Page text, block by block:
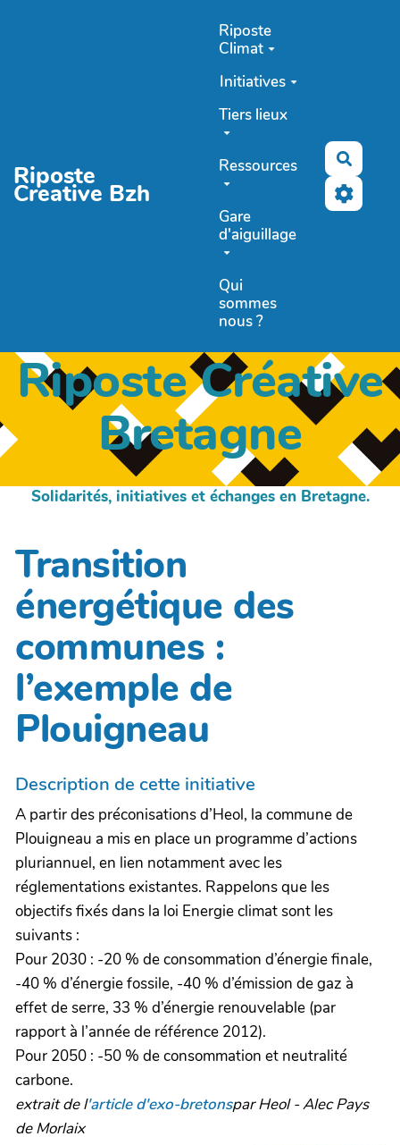
Riposte
Creative Bzh
Riposte
Climat
Initiatives
Tiers lieux
Ressources
Gare
d'aiguillage
Qui
sommes
nous ?
Riposte Créative
Bretagne
Solidarités, initiatives et échanges en Bretagne.
Transition
énergétique des
communes :
l’exemple de
Plouigneau
Description de cette initiative
A partir des préconisations d’Heol, la commune de
Plouigneau a mis en place un programme d’actions
pluriannuel, en lien notamment avec les
réglementations existantes. Rappelons que les
objectifs fixés dans la loi Energie climat sont les
suivants :
Pour 2030 : -20 % de consommation d’énergie finale,
-40 % d’énergie fossile, -40 % d’émission de gaz à
effet de serre, 33 % d’énergie renouvelable (par
rapport à l’année de référence 2012).
Pour 2050 : -50 % de consommation et neutralité
carbone.
extrait de l'article d'exo-bretonspar Heol - Alec Pays
de Morlaix